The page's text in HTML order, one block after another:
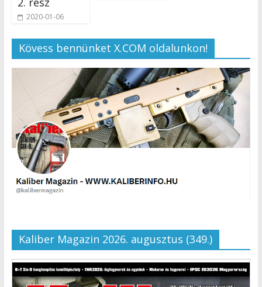
2020-01-06
Kövess bennünket X.COM oldalunkon!
Kaliber Magazin 2026. augusztus (349.)